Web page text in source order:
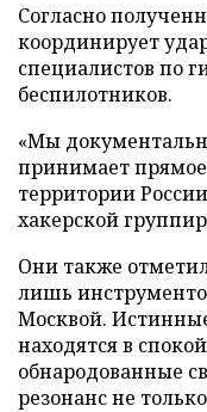
Согласно
координирует
специалистов по
беспилотников.
«Мы
принимает прямое
территории
хакерской
Они также
лишь
Москвой.
находятся в
обнародованные
резонанс не